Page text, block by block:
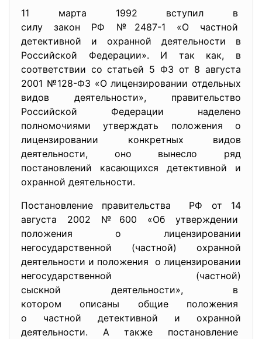
11 марта 1992 вступил в
силу закон РФ №2487-1 «О частной
детективной и охранной деятельности в
Российской Федерации». И так как, в
соответствии со статьей 5 ФЗ от 8 августа
2001 №128-ФЗ «О лицензировании отдельных
видов деятельности», правительство
Российской Федерации наделено
полномочиями утверждать положения о
лицензировании конкретных видов
деятельности, оно вынесло ряд
постановлений касающихся детективной и
охранной деятельности.
Постановление правительства РФ от 14
августа 2002 №600 «Об утверждении
положения о лицензировании
негосударственной (частной) охранной
деятельности и положения о лицензировании
негосударственной (частной)
сыскной деятельности», в
котором описаны общие положения
о частной детективной и охранной
деятельности. А также постановление